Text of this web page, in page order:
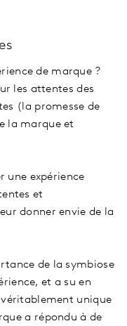
de marque ?
les attentes des
(la promesse de
la marque et
une expérience
et
donner envie de la
de la symbiose
et a su en
unique
a répondu à de